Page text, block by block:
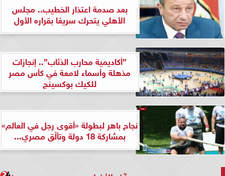
بعد صدمة اعتذار الخطيب.. مجلس
الأهلي يتحرك سريعًا بقراره الأول
”أكاديمية محارب الذئاب”.. إنجازات
مذهلة وأسماء لامعة في كأس مصر
للكيك بوكسينج
نجاح باهر لبطولة «أقوى رجل في العالم»
بمشاركة 18 دولة وتألّق مصري...